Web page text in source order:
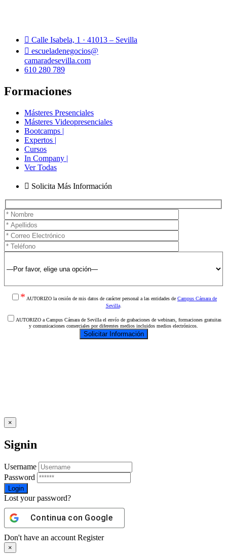
Calle Isabela, 1 · 41013 – Sevilla
escueladenegocios@
camaradesevilla.com
610 280 789
Formaciones
Másteres Presenciales
Másteres Videopresenciales
Bootcamps |
Expertos |
Cursos
In Company |
Ver Todas
Solicita Más Información
* AUTORIZO la cesión de mis datos de carácter personal a las entidades de Campus Cámara de
Sevilla.
AUTORIZO a Campus Cámara de Sevilla el envío de grabaciones de webinars, formaciones gratuitas
y comunicaciones comerciales por diferentes medios incluidos medios electrónicos.
×
Signin
Username
Password
Lost your password?
Continua con Google
Don't have an account Register
×